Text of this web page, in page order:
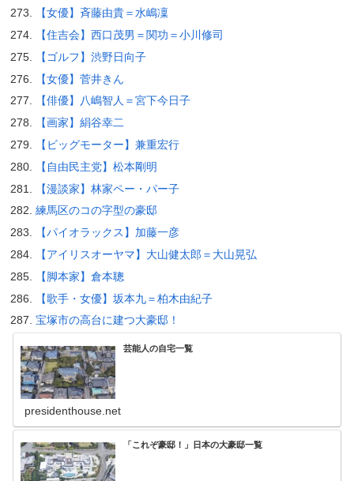
【女優】斉藤由貴＝水嶋凜
【住吉会】西口茂男＝関功＝小川修司
【ゴルフ】渋野日向子
【女優】菅井きん
【俳優】八嶋智人＝宮下今日子
【画家】絹谷幸二
【ビッグモーター】兼重宏行
【自由民主党】松本剛明
【漫談家】林家ペー・パー子
練馬区のコの字型の豪邸
【パイオラックス】加藤一彦
【アイリスオーヤマ】大山健太郎＝大山晃弘
【脚本家】倉本聰
【歌手・女優】坂本九＝柏木由紀子
宝塚市の高台に建つ大豪邸！
芸能人の自宅一覧
presidenthouse.net
「これぞ豪邸！」日本の大豪邸一覧